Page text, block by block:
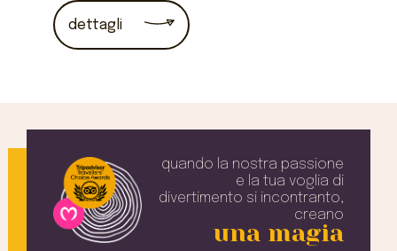
dettagli
quando la nostra passione
e la tua voglia di
divertimento si incontranto,
creano
una magia